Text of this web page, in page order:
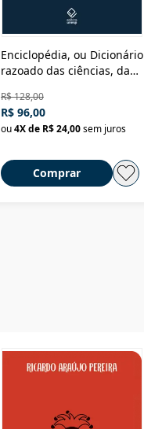
Enciclopédia, ou Dicionário
razoado das ciências, das
Civilização material
R$ 128,00
R$ 96,00
ou4X de R$ 24,00sem juros
Comprar